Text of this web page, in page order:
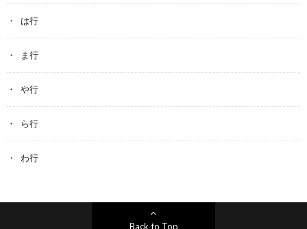
は行
ま行
や行
ら行
わ行
Back to Top